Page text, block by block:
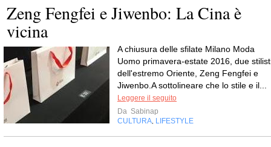
Zeng Fengfei e Jiwenbo: La Cina è
vicina
A chiusura delle sfilate Milano Moda
Uomo primavera-estate 2016, due
dell'estremo Oriente, Zeng Fengfei e
Jiwenbo.A sottolineare che lo stile e il...
Leggere il seguito
Da Sabinap
CULTURA, LIFESTYLE